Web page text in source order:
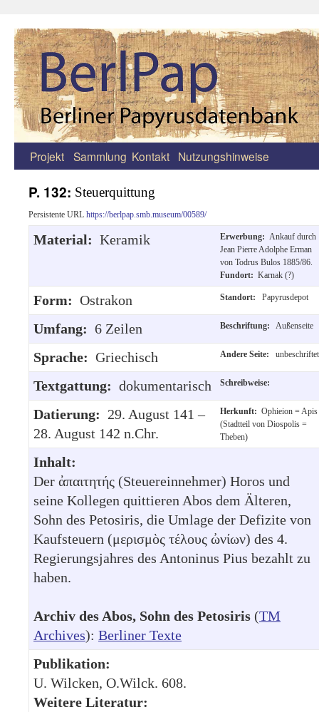
Zum
springen
Projekt Sammlung Kontakt Nutzungshinweise
P. 132: Steuerquittung
Persistente URL https://berlpap.smb.museum/00589/
Material: Keramik Erwerbung: Ankauf durch
Jean Pierre Adolphe Erman
von Todrus Bulos 1885/86.
Fundort: Karnak (?)
Form: Ostrakon Standort: Papyrusdepot
Umfang: 6 Zeilen Beschriftung: Außenseite
Sprache: Griechisch Andere Seite: unbeschriftet
Textgattung: dokumentarisch Schreibweise:
Datierung: 29. August 141 –
28. August 142 n.Chr.
Herkunft: Ophieion = Apis
(Stadtteil von Diospolis =
Theben)
Inhalt:
Der ἀπαιτητής (Steuereinnehmer) Horos und
seine Kollegen quittieren Abos dem Älteren,
Sohn des Petosiris, die Umlage der Defizite von
Kaufsteuern (μερισμὸς τέλους ὠνίων) des 4.
Regierungsjahres des Antoninus Pius bezahlt zu
haben.
Archiv des Abos, Sohn des Petosiris (TM
Archives): Berliner Texte
Publikation:
U. Wilcken, O.Wilck. 608.
Weitere Literatur: